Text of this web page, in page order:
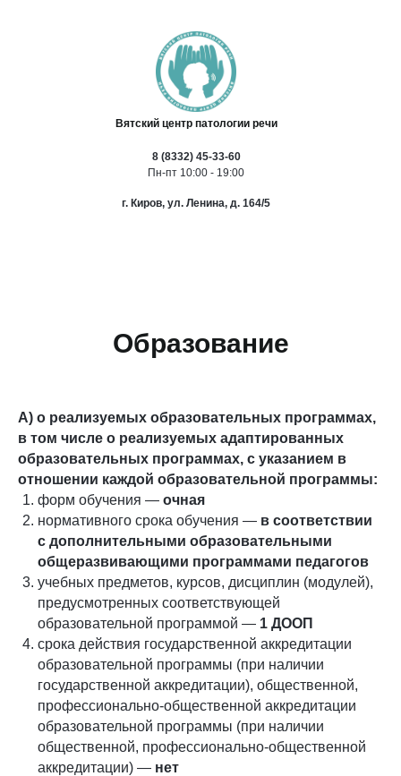
Вятский центр патологии речи
8 (8332) 45-33-60
Пн-пт 10:00 - 19:00
г. Киров, ул. Ленина, д. 164/5
Образование
А) о реализуемых образовательных программах,
в том числе о реализуемых адаптированных
образовательных программах, с указанием в
отношении каждой образовательной программы:
форм обучения — очная
нормативного срока обучения — в соответствии
с дополнительными образовательными
общеразвивающими программами педагогов
учебных предметов, курсов, дисциплин (модулей),
предусмотренных соответствующей
образовательной программой — 1 ДООП
срока действия государственной аккредитации
образовательной программы (при наличии
государственной аккредитации), общественной,
профессионально-общественной аккредитации
образовательной программы (при наличии
общественной, профессионально-общественной
аккредитации) — нет